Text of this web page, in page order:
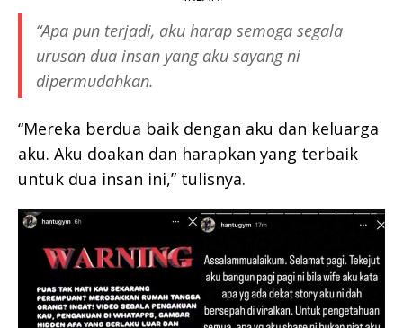
“Apa pun terjadi, aku harap semoga segala
urusan dua insan yang aku sayang ni
dipermudahkan.
“Mereka berdua baik dengan aku dan keluarga
aku. Aku doakan dan harapkan yang terbaik
untuk dua insan ini,” tulisnya.